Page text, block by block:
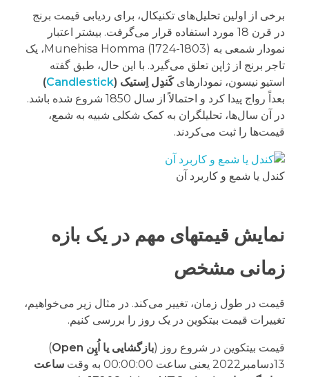
برخی از اولین تحلیل‌های تکنیکال، برای ردیابی قیمت برنج
در قرن 18 مورد استفاده قرار می‌گرفت. بیشتر اعتبار
نمودار شمعی به Munehisa Homma (1724-1803)، یک
تاجر برنج از ژاپن تعلق می‌گیرد. با این حال، طبق گفته
استیو نیسون، نمودارهایکَندِل اِستیک (Candlestick
)
بعداً رواج پیدا کرد و احتمالاً از سال 1850 شروع شده باشد.
در آن سال‌ها، تحلیلگران به کمک شکلی شبیه به شمع،
قیمت‌ها را ثبت می‌کردند.
کندل یا شمع و کاربرد آن
نمایش قیمتهای مهم در یک بازه
زمانی مشخص
قیمت در طول زمان، تغییر می‌کند. در مثال زیر می‌خواهیم،
تغییرات قیمت بیتکوین در یک روز را بررسی کنیم.
قیمت بیتکوین در شروع روز (بازگشایی یا اُپِن Open
)
13دسامبر2022 یعنی ساعت 00:00:00 به وقت
ساعت